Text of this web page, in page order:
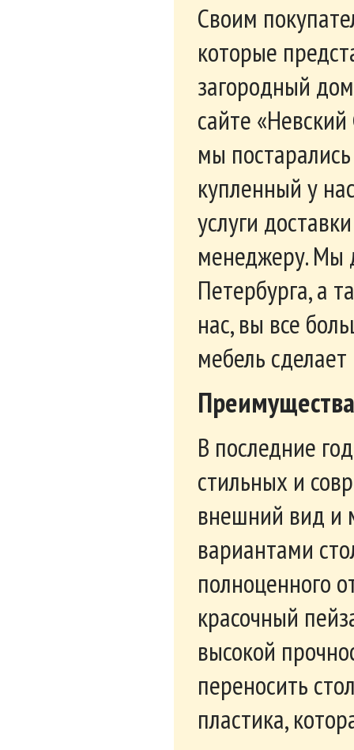
Своим
которые
загородный
сайте
мы
купленный у
услуги
менеджеру. Мы
Петербурга, а
нас, вы все
мебель
В последние
стильных и
внешний вид и
вариантами
полноценного
красочный
высокой
переносить
пластика,